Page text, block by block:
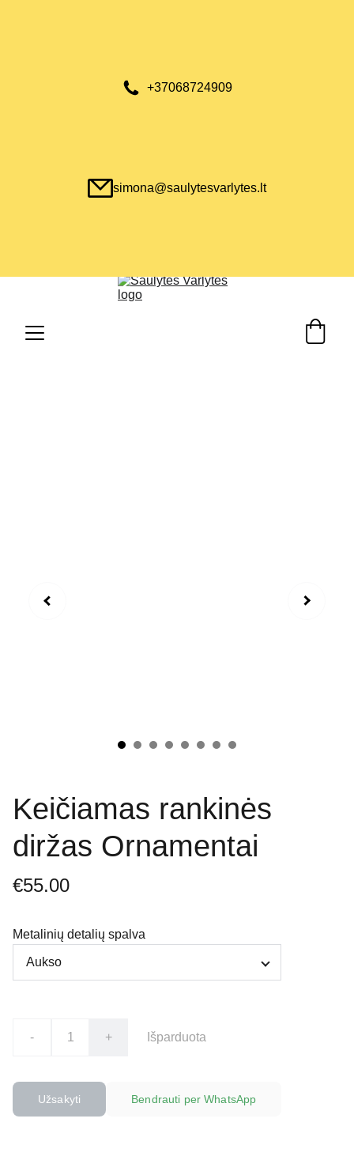
Keičiamas rankinės
diržas Ornamentai
€55.00
Metalinių detalių spalva
- + Išparduota
Užsakyti Bendrauti per WhatsApp
+37068724909
simona@saulytesvarlytes.lt